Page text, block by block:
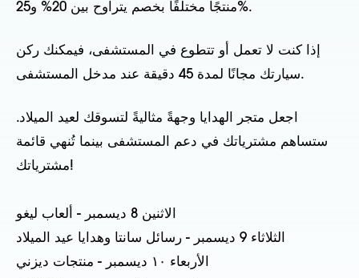
منتجًا مختلفًا بخصم يتراوح بين 20% و25%.
إذا كنت لا تعمل أو تتطوع في المستشفى، فيمكنك ركن
سيارتك مجانًا لمدة 45 دقيقة عند مدخل المستشفى.
اجعل متجر الهدايا وجهةً مثاليةً لتسوقك لعيد الميلاد.
ستساهم مشترياتك في دعم المستشفى بينما تُنهي قائمة
مشترياتك!
الاثنين 8 ديسمبر - ألعاب ليغو
الثلاثاء 9 ديسمبر - رسائل سانتا وهدايا عيد الميلاد
الأربعاء ١٠ ديسمبر - منتجات ديزني